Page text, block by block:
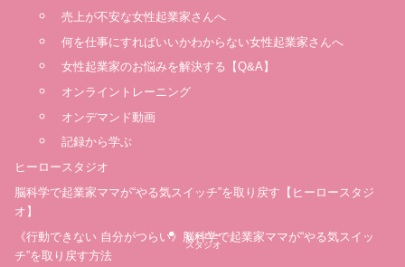
売上が不安な女性起業家さんへ
何を仕事にすればいいかわからない女性起業家さんへ
女性起業家のお悩みを解決する【Q&A】
オンライントレーニング
オンデマンド動画
記録から学ぶ
ヒーロースタジオ
脳科学で起業家ママが“やる気スイッチ”を取り戻す【ヒーロースタジ
オ】
《行動できない 自分がつらい》脳科学で起業家ママが“やる気スイッ
チ”を取り戻す方法
ヒーロー
スタジオ